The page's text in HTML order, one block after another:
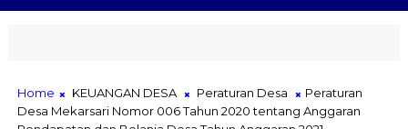
Home KEUANGAN DESA Peraturan Desa
Peraturan
Desa Mekarsari Nomor 006 Tahun 2020 tentang Anggaran